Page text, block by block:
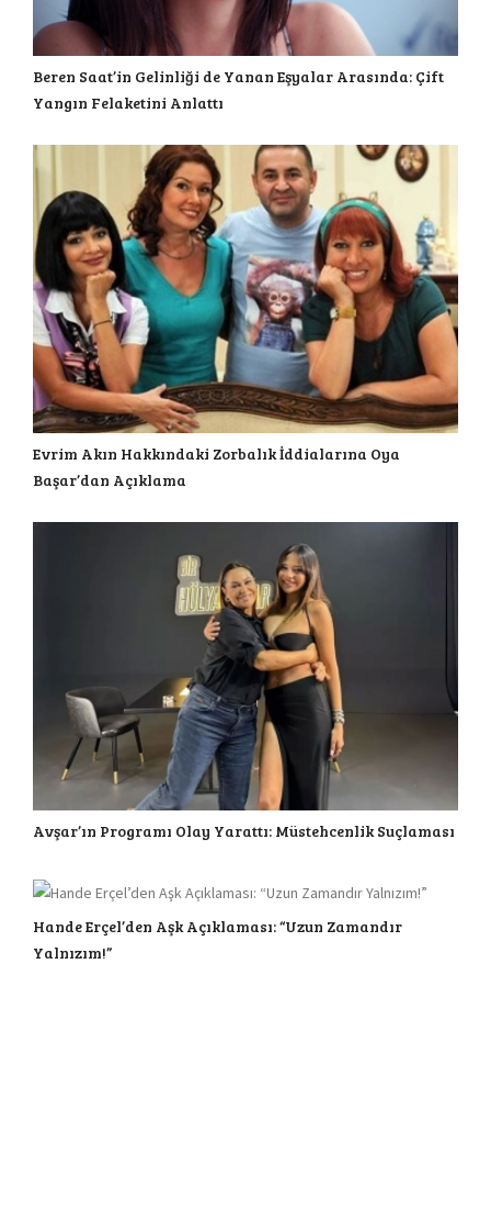
Beren Saat’in Gelinliği de Yanan Eşyalar Arasında: Çift
Yangın Felaketini Anlattı
Evrim Akın Hakkındaki Zorbalık İddialarına Oya
Başar’dan Açıklama
Avşar’ın Programı Olay Yarattı: Müstehcenlik Suçlaması
Hande Erçel’den Aşk Açıklaması: “Uzun Zamandır
Yalnızım!”